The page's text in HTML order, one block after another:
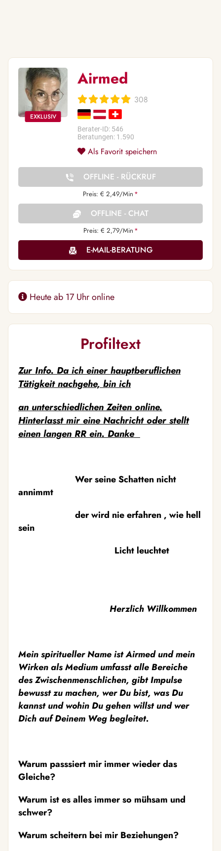
Airmed
308
Berater-ID: 546
Beratungen: 1.590
Als Favorit speichern
OFFLINE - RÜCKRUF
Preis: € 2,49/Min *
OFFLINE - CHAT
Preis: € 2,79/Min *
E-MAIL-BERATUNG
Heute ab 17 Uhr online
Profiltext
Zur Info. Da ich einer hauptberuflichen
Tätigkeit nachgehe, bin ich
an unterschiedlichen Zeiten online.
Hinterlasst mir eine Nachricht oder stellt
einen langen RR ein. Danke
Wer seine Schatten nicht
annimmt
der wird nie erfahren , wie hell
sein
Licht leuchtet
Herzlich Willkommen
Mein spiritueller Name ist Airmed und mein
Wirken als Medium umfasst alle Bereiche
des Zwischenmenschlichen, gibt Impulse
bewusst zu machen, wer Du bist, was Du
kannst und wohin Du gehen willst und wer
Dich auf Deinem Weg begleitet.
Warum passsiert mir immer wieder das
Gleiche?
Warum ist es alles immer so mühsam und
schwer?
Warum scheitern bei mir Beziehungen?